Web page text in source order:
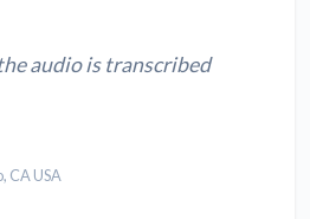
audio is transcribed
CA USA